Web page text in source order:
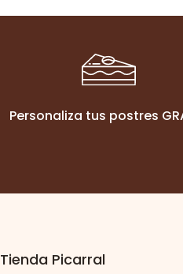
Personaliza tus postres
Tienda Picarral